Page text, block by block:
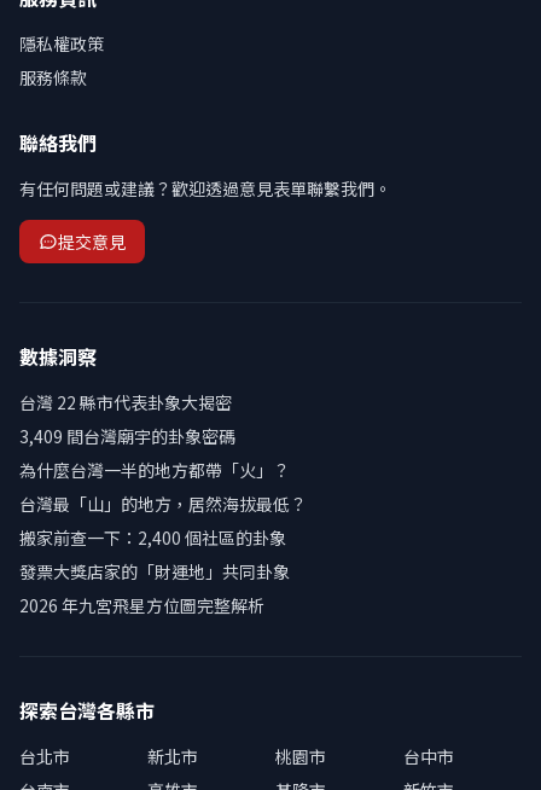
隱私權政策
服務條款
聯絡我們
有任何問題或建議？歡迎透過意見表單聯繫我們。
提交意見
數據洞察
台灣 22 縣市代表卦象大揭密
3,409 間台灣廟宇的卦象密碼
為什麼台灣一半的地方都帶「火」？
台灣最「山」的地方，居然海拔最低？
搬家前查一下：2,400 個社區的卦象
發票大獎店家的「財運地」共同卦象
2026 年九宮飛星方位圖完整解析
探索台灣各縣市
台北市 新北市 桃園市
台中市